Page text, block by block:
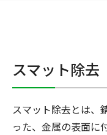
スマット除去
スマット除去とは、
った、金属の表面に